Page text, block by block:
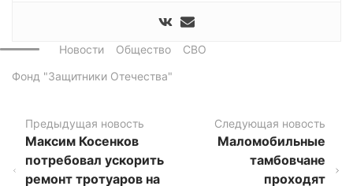
Новости Общество
СВО
Фонд "Защитники Отечества"
Предыдущая новость
Максим Косенков
потребовал ускорить
ремонт тротуаров на
Следующая новость
Маломобильные
тамбовчане
проходят